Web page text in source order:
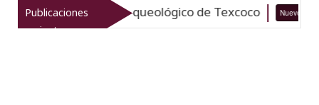
Publicaciones
recientes
el patrimonio arqueológico de Texcoco Nuevo